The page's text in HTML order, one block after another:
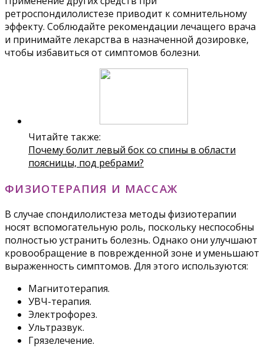
ретроспондилолистезе приводит к сомнительному
эффекту. Соблюдайте рекомендации лечащего врача
и принимайте лекарства в назначенной дозировке,
чтобы избавиться от симптомов болезни.
Читайте также:
Почему болит левый бок со спины в области
поясницы, под ребрами?
ФИЗИОТЕРАПИЯ И МАССАЖ
В случае спондилолистеза методы физиотерапии
носят вспомогательную роль, поскольку неспособны
полностью устранить болезнь. Однако они улучшают
кровообращение в поврежденной зоне и уменьшают
выраженность симптомов. Для этого используются:
Магнитотерапия.
УВЧ-терапия.
Электрофорез.
Ультразвук.
Грязелечение.